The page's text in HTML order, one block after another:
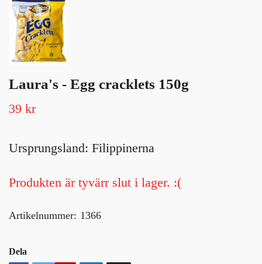
Laura's - Egg cracklets 150g
39 kr
Ursprungsland: Filippinerna
Produkten är tyvärr slut i lager. :(
Artikelnummer: 1366
Dela